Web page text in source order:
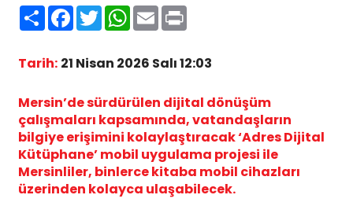
PaylaşFacebook
TwitterWhatsApp
EmailPrint
Tarih: 21 Nisan 2026 Salı 12:03
Mersin’de sürdürülen dijital dönüşüm
çalışmaları kapsamında, vatandaşların
bilgiye erişimini kolaylaştıracak ‘Adres Dijital
Kütüphane’ mobil uygulama projesi ile
Mersinliler, binlerce kitaba mobil cihazları
üzerinden kolayca ulaşabilecek.